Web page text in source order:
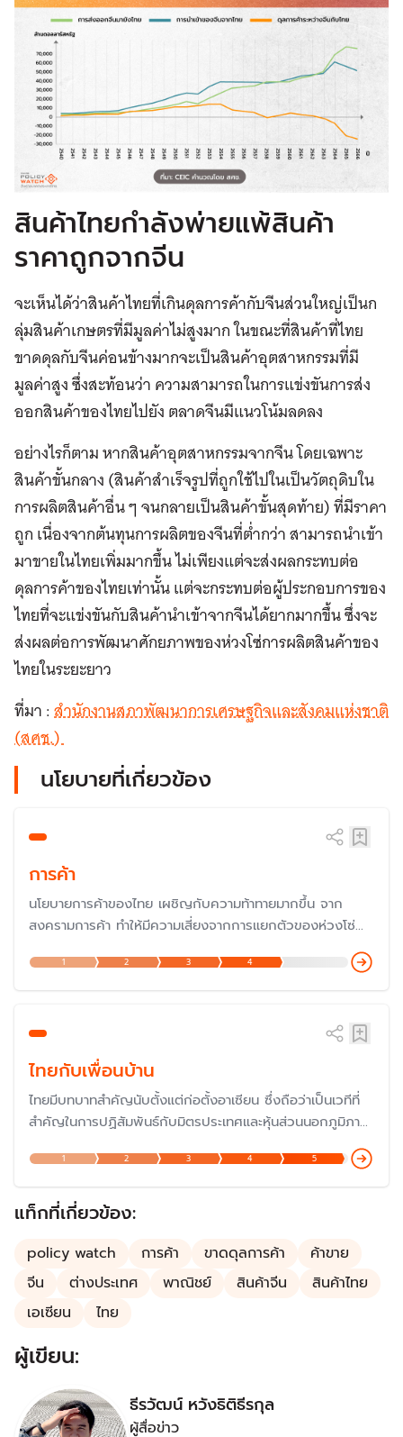
สินค้าไทยกำลังพ่ายแพ้สินค้า
ราคาถูกจากจีน
จะเห็นได้ว่าสินค้าไทยที่เกินดุลการค้ากับจีนส่วนใหญ่เป็นก
ลุ่มสินค้าเกษตรที่มีมูลค่าไม่สูงมาก ในขณะที่สินค้าที่ไทย
ขาดดุลกับจีนค่อนข้างมากจะเป็นสินค้าอุตสาหกรรมที่มี
มูลค่าสูง ซึ่งสะท้อนว่า ความสามารถในการแข่งขันการส่ง
ออกสินค้าของไทยไปยัง ตลาดจีนมีแนวโน้มลดลง
อย่างไรก็ตาม หากสินค้าอุตสาหกรรมจากจีน โดยเฉพาะ
สินค้าขั้นกลาง (สินค้าสำเร็จรูปที่ถูกใช้ไปในเป็นวัตถุดิบใน
การผลิตสินค้าอื่น ๆ จนกลายเป็นสินค้าขั้นสุดท้าย) ที่มีราคา
ถูก เนื่องจากต้นทุนการผลิตของจีนที่ต่ำกว่า สามารถนำเข้า
มาขายในไทยเพิ่มมากขึ้น ไม่เพียงแต่จะส่งผลกระทบต่อ
ดุลการค้าของไทยเท่านั้น แต่จะกระทบต่อผู้ประกอบการของ
ไทยที่จะแข่งขันกับสินค้านำเข้าจากจีนได้ยากมากขึ้น ซึ่งจะ
ส่งผลต่อการพัฒนาศักยภาพของห่วงโซ่การผลิตสินค้าของ
ไทยในระยะยาว
ที่มา :สำนักงานสภาพัฒนาการเศรษฐกิจและสังคมแห่งชาติ
(สศช.)
นโยบายที่เกี่ยวข้อง
การค้า
นโยบายการค้าของไทย เผชิญกับความท้าทายมากขึ้น จาก
สงครามการค้า ทำให้มีความเสี่ยงจากการแยกตัวของห่วงโซ่
อุปทานโลก ซึ่งทำให้ไทยต้องดำเนินนโยบายเป็นกลางและประสาน
ผลประโยชน์ระหว่างประเทศให้เหมาะสม
1 2 3 4
ไทยกับเพื่อนบ้าน
ไทยมีบทบาทสำคัญนับตั้งแต่ก่อตั้งอาเซียน ซึ่งถือว่าเป็นเวทีที่
สำคัญในการปฏิสัมพันธ์กับมิตรประเทศและหุ้นส่วนนอกภูมิภาค
เพื่อส่งเสริมสันติภาพและความเจริญรุ่งเรืองของภูมิภาค รวม
ทั้งเป็นเครื่องมือด้านการต่างประเทศอย่างหนึ่งที่สำคัญของไทย
ในการช่วยผลักดันนโยบายและประเด็นที่ไทยให้ความสำคัญให้
เกิดผลลัพธ์ตามที่ตั้งเป้าหมาย
1 2 3 4 5
แท็กที่เกี่ยวข้อง:
policy watch การค้า ขาดดุลการค้า
ค้าขาย
จีน
ต่างประเทศ พาณิชย์ สินค้าจีน
สินค้าไทย
เอเซียน
ไทย
ผู้เขียน:
ธีรวัฒน์ หวังธิติธีรกุล
ผู้สื่อข่าว